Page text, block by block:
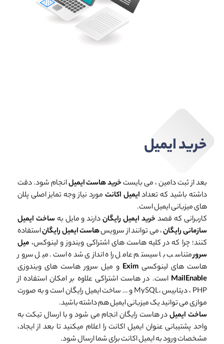
خرید ایمیل
بعد از ثبت دامین ، می بایستخرید هاست ایمیلانجام شود. دقت
داشته باشید که تعدادایمیل اکانت مورد نیاز وجه تمایز اصلی پلان
های میزبانی ایمیل است.
کاربرانی که قصد خرید ایمیل رایگاندارند و مایل به ساخت ایمیل
سازمانی رایگان، می توانند از سرویسهاست ایمیل رایگاناستفاده
کنند؛ چرا که در کلیه هاست های اشتراکی ویندوز و لینوکس، میل
سرورمتناسب با سیستم عامل راه اندازی شده است. میل سرور
هاست های لینوکسیExim و میل سرور هاست های ویندوزی
MailEnable است. در هاست اشتراکی علاوه بر امکان استفاده از
PHP ، دیتابیس ،MySQL و … ساخت ایمیل رایگان است و به صورت
موازی می توانید یک میزبانی ایمیل هم داشته باشید.
ساخت ایمیلدر هاست رایگان انجام می شود و با ارسال تیکت به
واحد پشتیبانی عنوان ایمیل اکانت را اعلام میکنید تا بعد از ایجاد،
مشخصات ورود به ایمیل اکانت برای شما ارسال شود.